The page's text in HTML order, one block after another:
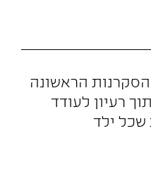
הראשונה
רעיון לעודד
שכל ילד